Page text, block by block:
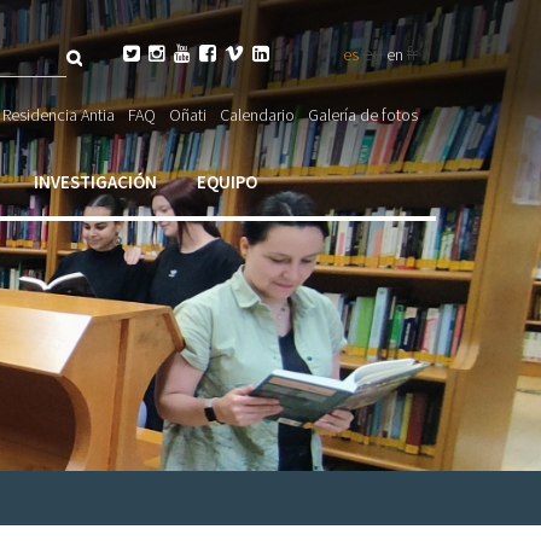
Buscar
       es euen fr
Residencia Antia FAQ Oñati Calendario Galería de fotos
INVESTIGACIÓN EQUIPO